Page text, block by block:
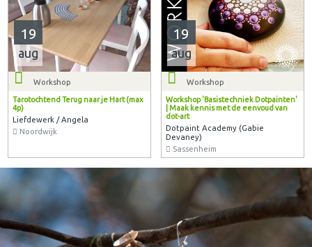
19
aug
Workshop
Tarotochtend Terug naar je Hart (max
4p)
Liefdewerk / Angela
Noordwijk
19
aug
Workshop
Workshop 'Basistechniek Dotpainten'
| Maak kennis met de eenvoud van
dot-art
Dotpaint Academy (Gabie
Devaney)
Sassenheim